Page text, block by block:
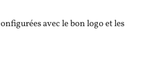
avec le bon logo et les